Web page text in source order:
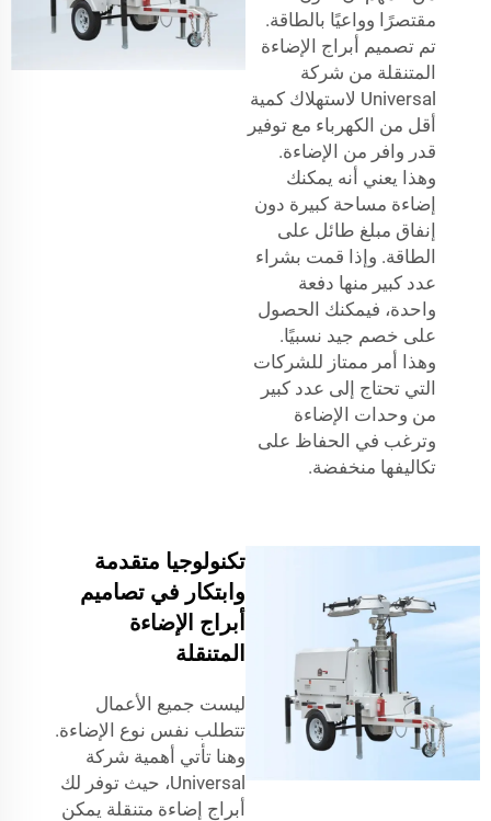
مقتصرًا وواعيًا بالطاقة.
تم تصميم أبراج الإضاءة
المتنقلة من شركة
Universal لاستهلاك كمية
أقل من الكهرباء مع توفير
قدر وافر من الإضاءة.
وهذا يعني أنه يمكنك
إضاءة مساحة كبيرة دون
إنفاق مبلغ طائل على
الطاقة. وإذا قمت بشراء
عدد كبير منها دفعة
واحدة، فيمكنك الحصول
على خصم جيد نسبيًا.
وهذا أمر ممتاز للشركات
التي تحتاج إلى عدد كبير
من وحدات الإضاءة
وترغب في الحفاظ على
تكاليفها منخفضة.
تكنولوجيا متقدمة
وابتكار في تصاميم
أبراج الإضاءة
المتنقلة
ليست جميع الأعمال
تتطلب نفس نوع الإضاءة.
وهنا تأتي أهمية شركة
Universal، حيث توفر لك
أبراج إضاءة متنقلة يمكن